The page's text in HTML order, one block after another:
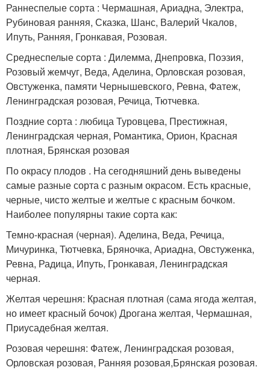
Раннеспелые сорта : Чермашная, Ариадна, Электра,
Рубиновая ранняя, Сказка, Шанс, Валерий Чкалов,
Ипуть, Ранняя, Гронкавая, Розовая.
Среднеспелые сорта : Дилемма, Днепровка, Поэзия,
Розовый жемчуг, Веда, Аделина, Орловская розовая,
Овстуженка, памяти Чернышевского, Ревна, Фатеж,
Ленинградская розовая, Речица, Тютчевка.
Поздние сорта : любица Туровцева, Престижная,
Ленинградская черная, Романтика, Орион, Красная
плотная, Брянская розовая
По окрасу плодов . На сегодняшний день выведены
самые разные сорта с разным окрасом. Есть красные,
черные, чисто желтые и желтые с красным бочком.
Наиболее популярны такие сорта как:
Темно-красная (черная). Аделина, Веда, Речица,
Мичуринка, Тютчевка, Бряночка, Ариадна, Овстуженка,
Ревна, Радица, Ипуть, Гронкавая, Ленинградская
черная.
Желтая черешня: Красная плотная (сама ягода желтая,
но имеет красный бочок) Дрогана желтая, Чермашная,
Приусадебная желтая.
Розовая черешня: Фатеж, Ленинградская розовая,
Орловская розовая, Ранняя розовая,Брянская розовая.